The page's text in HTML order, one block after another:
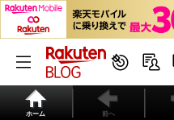
ホーム 前へ